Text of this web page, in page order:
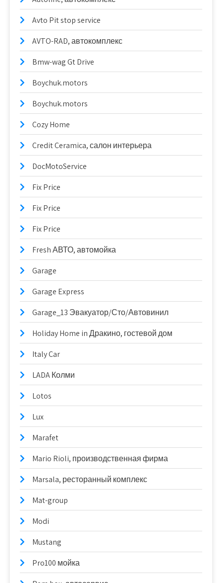
Avto Pit stop service
AVTO-RAD, автокомплекс
Bmw-wag Gt Drive
Boychuk.motors
Boychuk.motors
Cozy Home
Credit Ceramica, салон интерьера
DocMotoService
Fix Price
Fix Price
Fix Price
Fresh АВТО, автомойка
Garage
Garage Express
Garage_13 Эвакуатор/Сто/Автовинил
Holiday Home in Дракино, гостевой дом
Italy Car
LADA Колми
Lotos
Lux
Marafet
Mario Rioli, производственная фирма
Marsala, ресторанный комплекс
Mat-group
Modi
Mustang
Pro100 мойка